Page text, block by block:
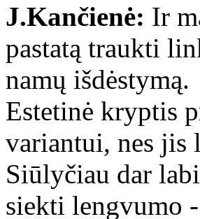
J.Kančienė: Ir
pastatą traukti
namų išdėstymą.
Estetinė kryptis
variantui, nes jis
Siūlyčiau dar
siekti lengvumo